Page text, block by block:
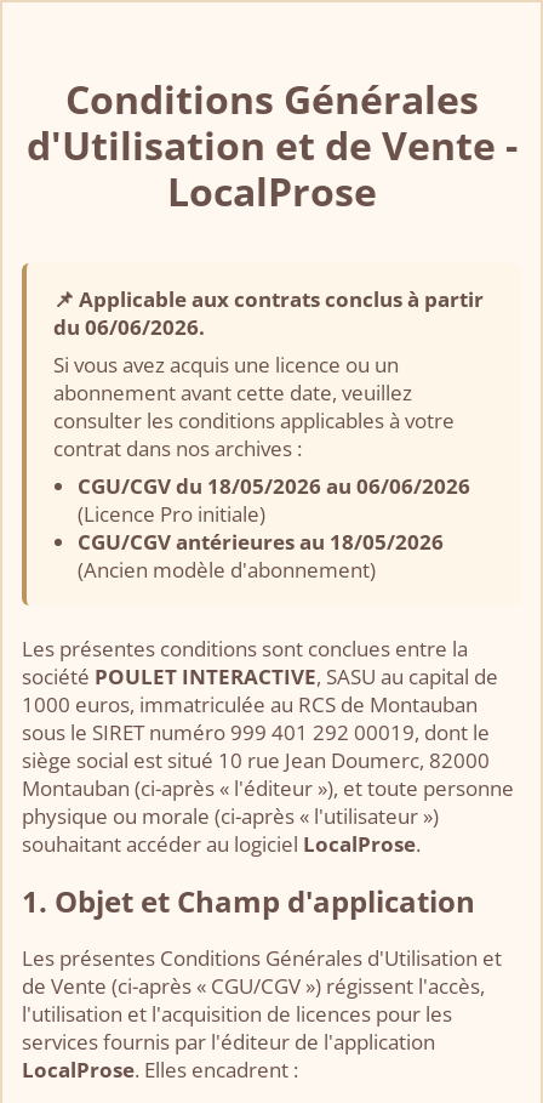
Conditions Générales
d'Utilisation et de Vente -
LocalProse
📌 Applicable aux contrats conclus à partir
du 06/06/2026.
Si vous avez acquis une licence ou un
abonnement avant cette date, veuillez
consulter les conditions applicables à votre
contrat dans nos archives :
CGU/CGV du 18/05/2026 au 06/06/2026
(Licence Pro initiale)
CGU/CGV antérieures au 18/05/2026
(Ancien modèle d'abonnement)
Les présentes conditions sont conclues entre la
société POULET INTERACTIVE, SASU au capital de
1000 euros, immatriculée au RCS de Montauban
sous le SIRET numéro 999 401 292 00019, dont le
siège social est situé 10 rue Jean Doumerc, 82000
Montauban (ci-après « l'éditeur »), et toute personne
physique ou morale (ci-après « l'utilisateur »)
souhaitant accéder au logiciel LocalProse.
1. Objet et Champ d'application
Les présentes Conditions Générales d'Utilisation et
de Vente (ci-après « CGU/CGV ») régissent l'accès,
l'utilisation et l'acquisition de licences pour les
services fournis par l'éditeur de l'application
LocalProse. Elles encadrent :